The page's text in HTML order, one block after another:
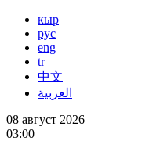
кыр
рус
eng
tr
中文
العربية
08 август 2026
03:00